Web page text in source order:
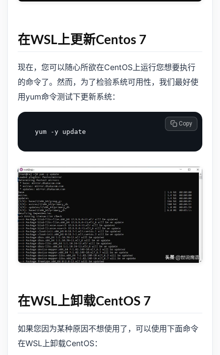
在WSL上更新Centos 7
现在，您可以随心所欲在CentOS上运行您想要执行
的命令了。然而，为了检验系统可用性，我们最好使
用yum命令测试下更新系统：
Copy
在WSL上卸载CentOS 7
如果您因为某种原因不想使用了，可以使用下面命令
在WSL上卸载CentOS：